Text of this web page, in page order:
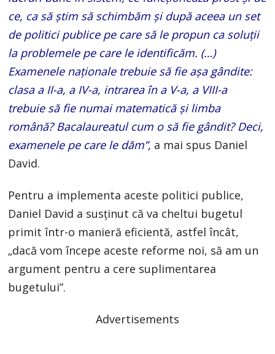
ce, ca să știm să schimbăm și după aceea un set
de politici publice pe care să le propun ca soluții
la problemele pe care le identificăm. (…)
Examenele naționale trebuie să fie așa gândite:
clasa a II-a, a IV-a, intrarea în a V-a, a VIII-a
trebuie să fie numai matematică și limba
română? Bacalaureatul cum o să fie gândit? Deci,
examenele pe care le dăm”, a mai spus Daniel
David.
Pentru a implementa aceste politici publice,
Daniel David a susținut că va cheltui bugetul
primit într-o manieră eficientă, astfel încât,
„dacă vom începe aceste reforme noi, să am un
argument pentru a cere suplimentarea
bugetului”.
Advertisements